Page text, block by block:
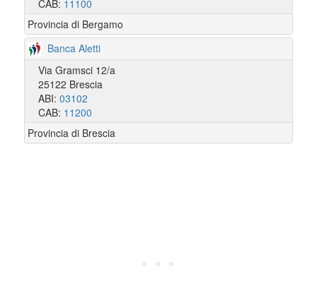
CAB: 11100
Provincia di Bergamo
Banca Aletti
Via Gramsci 12/a
25122 Brescia
ABI: 03102
CAB: 11200
Provincia di Brescia